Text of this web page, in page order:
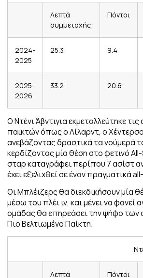
Λεπτά
συμμετοχής
Πόντοι
2024-
2025
25.3 9.4
2025-
2026
33.2 20.6
Ο Ντένι Άβντιγια εκμεταλλεύτηκε
παικτών όπως ο Λίλαρντ, ο
ανεβάζοντας δραστικά τα νούμερά
κερδίζοντας μία θέση στο φετινό
σταρ καταγράφει περίπου 7 ασίστ
έχει εξελιχθεί σε έναν πραγματικά
Οι Μπλέιζερς θα διεκδικήσουν μία
μέσω του πλέι ιν, και μένει να φανεί
ομάδας θα επηρεάσει την ψήφο των
Πιο Βελτιωμένο Παίκτη.
Λεπτά Πόντοι